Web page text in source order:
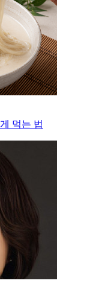
먹는 법